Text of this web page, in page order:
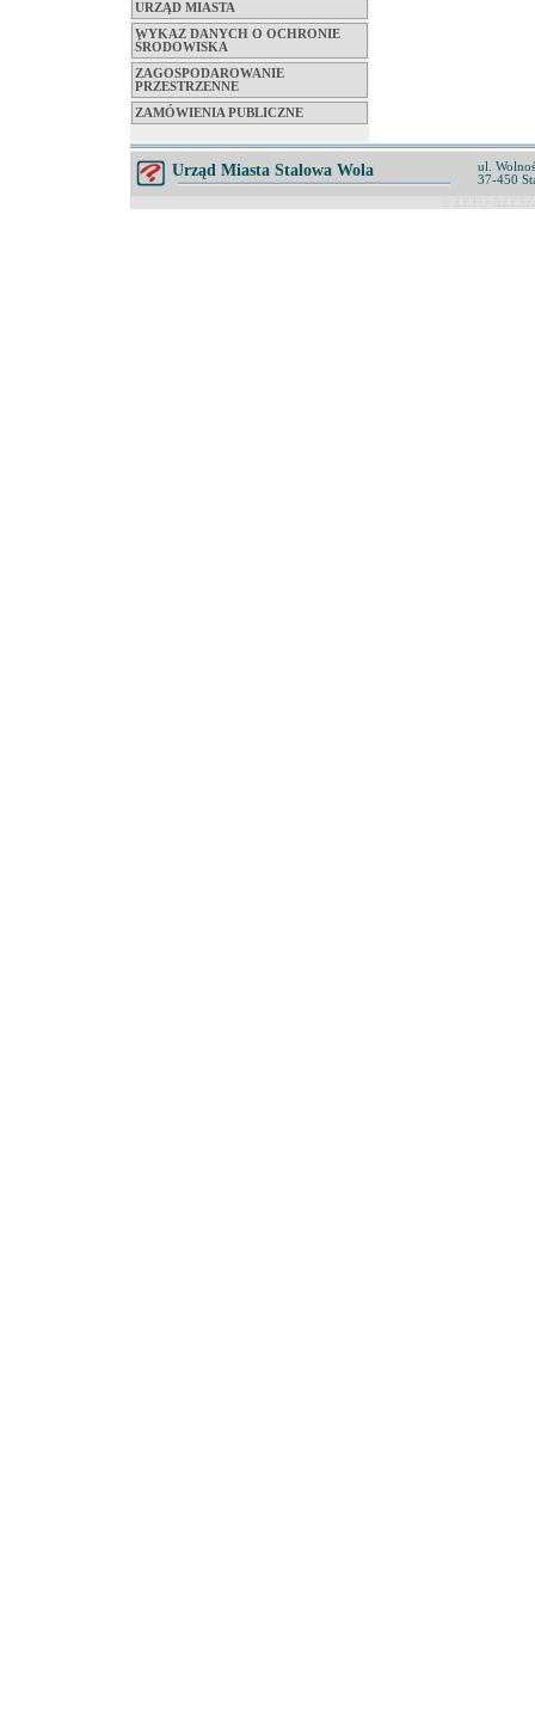
URZĄD MIASTA
WYKAZ DANYCH O OCHRONIE
ŚRODOWISKA
ZAGOSPODAROWANIE
PRZESTRZENNE
ZAMÓWIENIA PUBLICZNE
Urząd Miasta Stalowa Wola
ul.
37-450